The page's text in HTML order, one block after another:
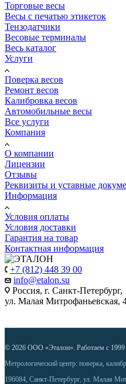
Торговые весы
Весы с печатью этикеток
Тензодатчики
Весовые терминалы
Весь каталог
Услуги
Поверка весов
Ремонт весов
Калибровка весов
Автомобильные весы
Все услуги
Компания
О компании
Лицензии
Отзывы
Реквизиты и уставные
Информация
Условия оплаты
Условия доставки
Гарантия на товар
Контактная информация
+7 (812) 448 39 00
info@etalon.su
Россия, г. Санкт-Петербург,
ул. Малая Митрофаньевская,
© 2026 ООО «Эталон». Работаем с 1999
Метрологический центр: поверка,
196084, Санкт-Петербург, ул. Малая